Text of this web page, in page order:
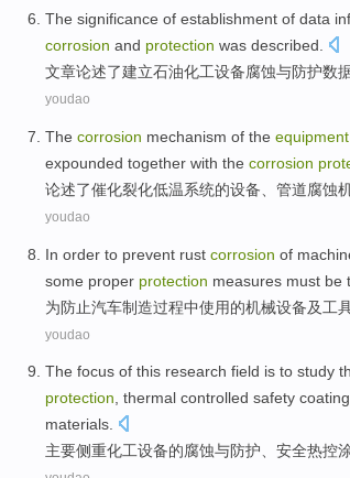
The significance of establishment of data
corrosion and protection was described
文章论述了建立石油化工设备腐蚀与防护数
youdao
The corrosion mechanism of the equipment
expounded together with the corrosion
论述了催化裂化低温系统的设备 管道腐蚀
youdao
In order to prevent rust corrosion of
some proper protection measures must be
为防止汽车制造过程中使用的机械设备及工
youdao
The focus of this research field is to study
protection, thermal controlled safety coating
materials.
主要侧重化工设备的腐蚀与防护、 安全热控